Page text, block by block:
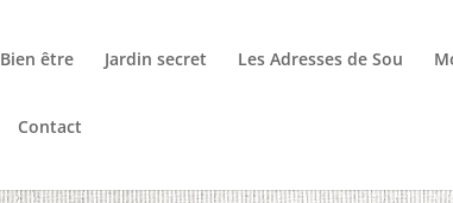
Bien être Jardin secret Les Adresses de Sou
Contact